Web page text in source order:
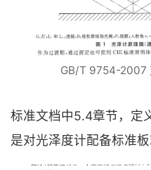
GB/T 9754-2007
标准文档中5.4章节，定
是对光泽度计配备标准板